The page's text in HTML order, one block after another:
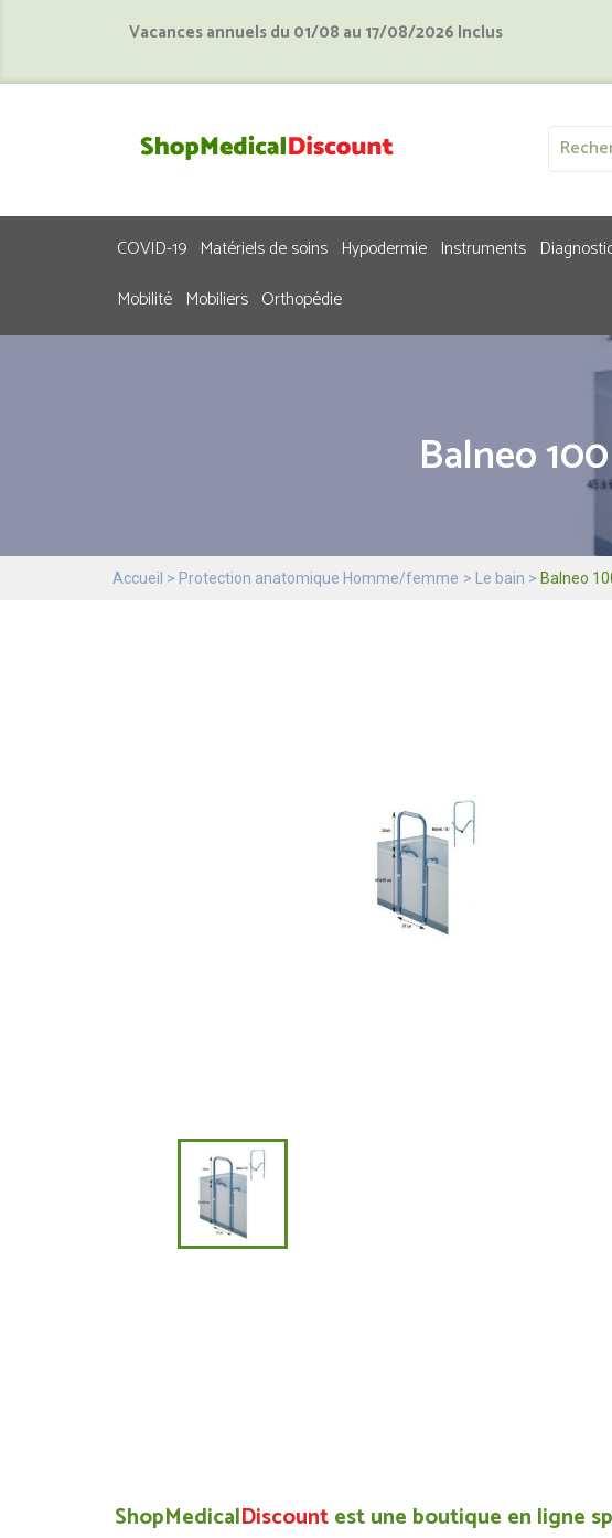
Vacances annuels du 01/08 au 17/08/2026 Inclus
COVID-19 Matériels de soins Hypodermie Instruments
Mobilité Mobiliers Orthopédie
Balneo
Accueil Protection anatomique Homme/femme Le bain Balneo
ShopMedicalDiscountest une boutique en ligne